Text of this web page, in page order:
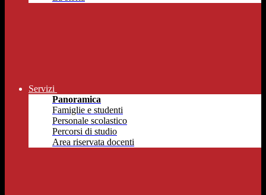
Servizi
Panoramica
Famiglie e studenti
Personale scolastico
Percorsi di studio
Area riservata docenti